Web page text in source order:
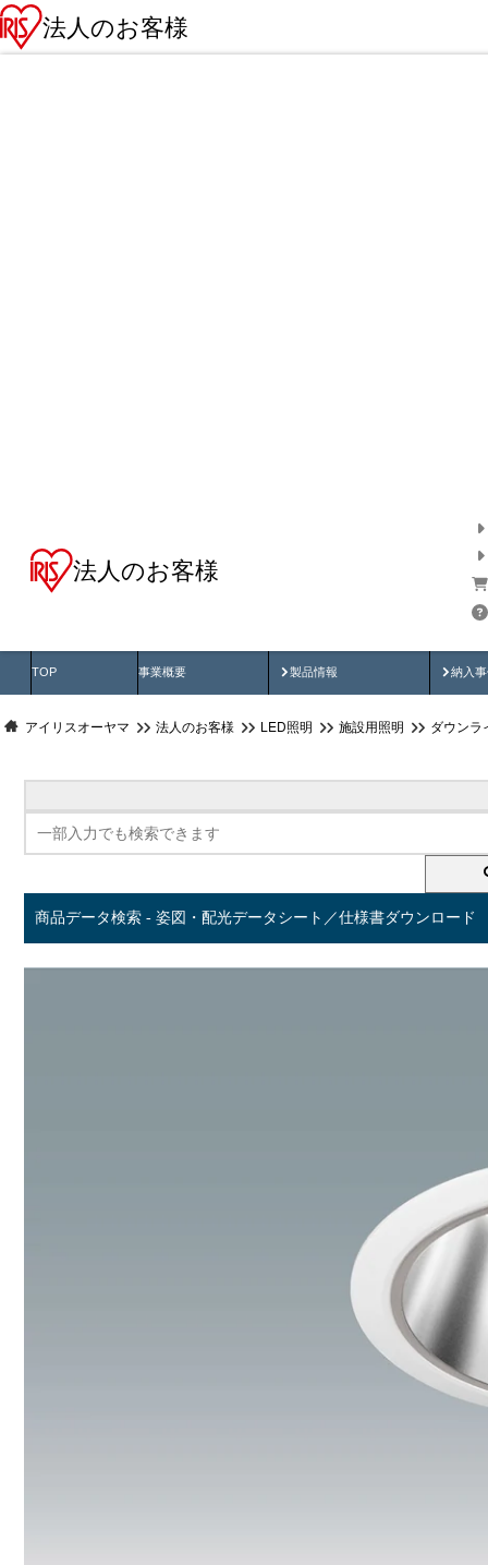
法人のお客様
法人のお客様
TOP 事業概要 製品情報
製品動画 納入
納
アイリスオーヤマ 法人のお客様 LED照明 施設用照明 ダウンラ
商品データ検索 - 姿図・配光データシート／仕様書ダウンロード